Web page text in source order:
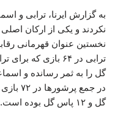
به گزارش ایرنا، ترابی و
نکردند و یکی از ارکان
نخستین عنوان قهرمانی
گل را به ثمر رسانده و
گل و ۱۲ پاس گل بوده است.